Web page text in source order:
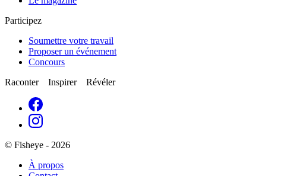
Participez
Soumettre votre travail
Proposer un événement
Concours
Raconter Inspirer Révéler
© Fisheye - 2026
À propos